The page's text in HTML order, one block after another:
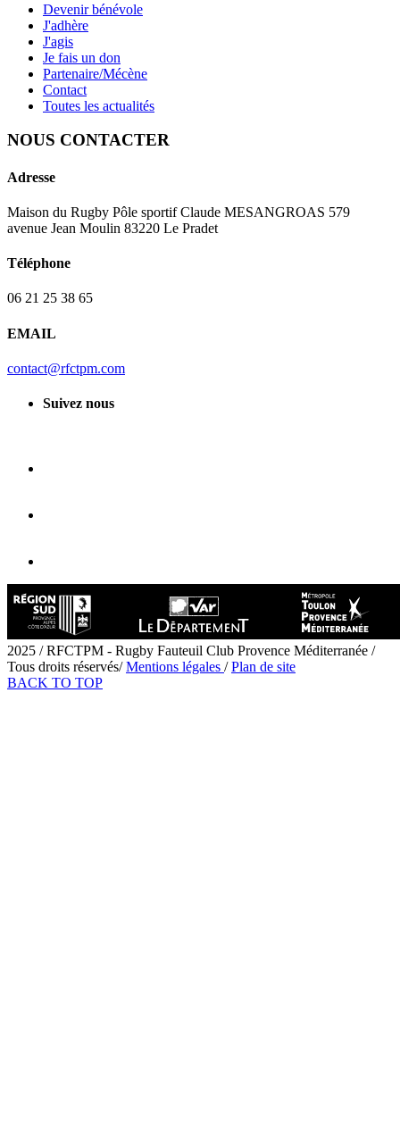
Devenir bénévole
J'adhère
J'agis
Je fais un don
Partenaire/Mécène
Contact
Toutes les actualités
NOUS CONTACTER
Adresse
Maison du Rugby Pôle sportif Claude MESANGROAS 579
avenue Jean Moulin 83220 Le Pradet
Téléphone
06 21 25 38 65
EMAIL
contact@rfctpm.com
Suivez nous
2025 / RFCTPM - Rugby Fauteuil Club Provence Méditerranée /
Tous droits réservés/Mentions légales /Plan de site
BACK TO TOP